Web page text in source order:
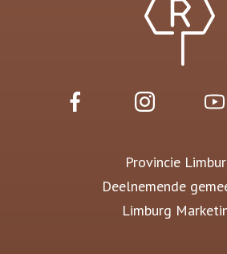
Provincie
Deelnemende
Limburg